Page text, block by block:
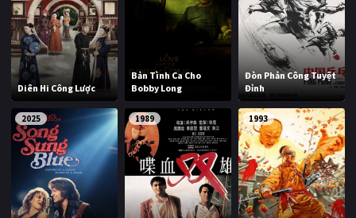
Diên Hi Công Lược
Bản Tình Ca Cho
Bobby Long
Đòn Phản Công Tuyệt
Đỉnh
2025 1989 1993